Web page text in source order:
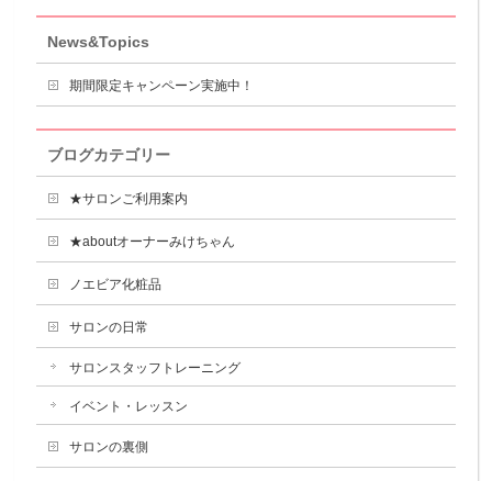
News&Topics
期間限定キャンペーン実施中！
ブログカテゴリー
★サロンご利用案内
★aboutオーナーみけちゃん
ノエビア化粧品
サロンの日常
サロンスタッフトレーニング
イベント・レッスン
サロンの裏側